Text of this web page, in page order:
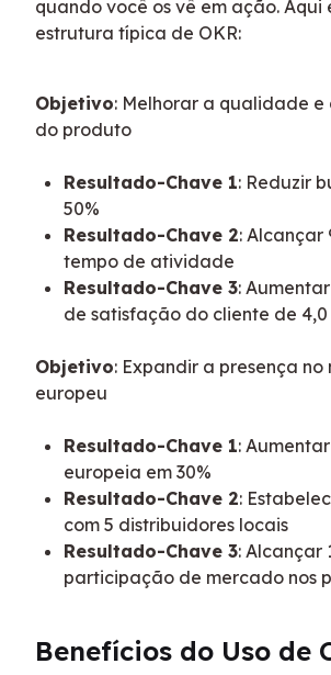
quando você os vê em ação. Aqui
estrutura típica de OKR:
Objetivo: Melhorar a qualidade
do produto
Resultado-Chave 1: Reduzir
50%
Resultado-Chave 2: Alcançar
tempo de atividade
Resultado-Chave 3:
de satisfação do cliente de
Objetivo: Expandir a presença
europeu
Resultado-Chave 1:
europeia em 30%
Resultado-Chave 2:
com 5 distribuidores locais
Resultado-Chave 3: Alcançar
participação de mercado nos
Benefícios do Uso de